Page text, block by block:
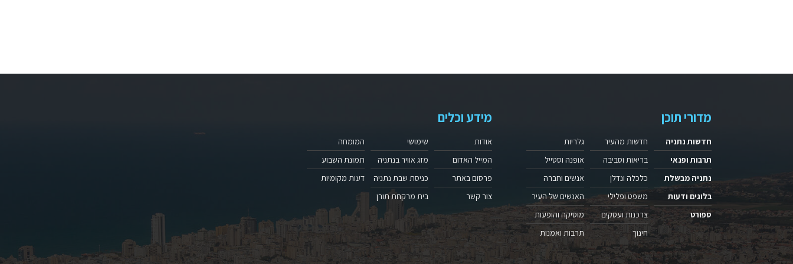
מדורי תוכן
חדשות נתניה
תרבות ופנאי
נתניה מבשלת
בלוגים ודעות
ספורט
חדשות מהעיר
בריאות וסביבה
כלכלה ונדלן
משפט ופלילי
צרכנות ועסקים
חינוך
גלריות
אופנה וסטייל
אנשים וחברה
האנשים של העיר
מוסיקה והופעות
תרבות ואמנות
מידע וכלים
אודות
המייל האדום
פרסום באתר
צור קשר
שימושי
מזג אוויר בנתניה
כניסת שבת נתניה
בית מרקחת תורן
המומחה
תמונת השבוע
דעות מקומיות